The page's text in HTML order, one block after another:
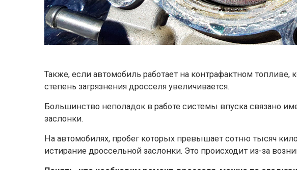
Также, если автомобиль работает на контрафактном топливе,
степень загрязнения дросселя увеличивается.
Большинство неполадок в работе системы впуска связано
заслонки.
На автомобилях, пробег которых превышает сотню тысяч
истирание дроссельной заслонки. Это происходит из-за